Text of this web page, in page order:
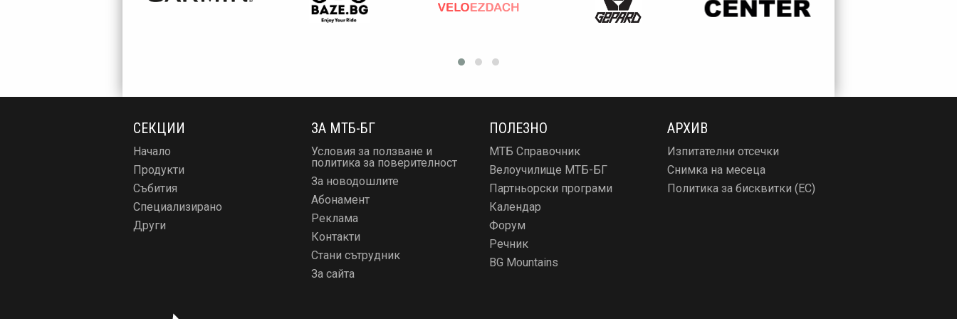
СЕКЦИИ
Начало
Продукти
Събития
Специализирано
Други
ЗА МТБ-БГ
Условия за ползване и
политика за поверителност
За новодошлите
Абонамент
Реклама
Контакти
Стани сътрудник
За сайта
ПОЛЕЗНО
МТБ Справочник
Велоучилище МТБ-БГ
Партньорски програми
Календар
Форум
Речник
BG Mountains
АРХИВ
Изпитателни отсечки
Снимка на месеца
Политика за бисквитки (ЕС)